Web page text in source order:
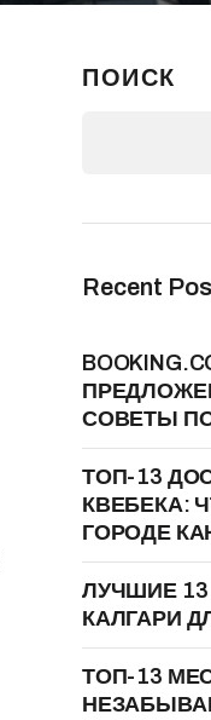
ПОИСК
Recent
СОВЕТЫ
ТОП-13
КВЕБЕКА:
ГОРОДЕ
ЛУЧШИЕ
КАЛГАРИ
ТОП-13